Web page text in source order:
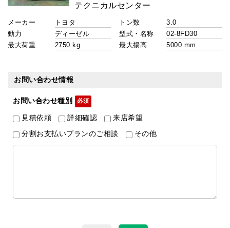
メーカー
トン数
動力
型式・名称
最大荷重
最大揚高
お問い合わせ情報
お問い合わせ種別
見積依頼 詳細確認 来店希望
分割お支払いプランのご相談 その他